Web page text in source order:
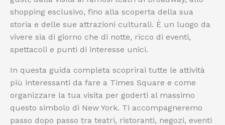
shopping esclusivo, fino alla scoperta della sua
storia e delle sue attrazioni culturali. È un luogo da
vivere sia di giorno che di notte, ricco di eventi,
spettacoli e punti di interesse unici.
In questa guida completa scoprirai tutte le attività
più interessanti da fare a Times Square e come
organizzare la tua visita per goderti al massimo
questo simbolo di New York. Ti accompagneremo
passo dopo passo tra teatri, ristoranti, negozi, eventi